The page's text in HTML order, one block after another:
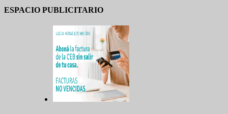
ESPACIO PUBLICITARIO